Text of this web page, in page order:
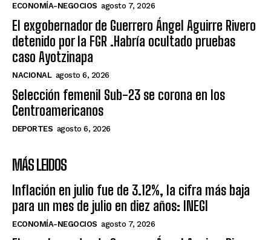
ECONOMÍA-NEGOCIOS agosto 7, 2026
El exgobernador de Guerrero Ángel Aguirre Rivero
detenido por la FGR .Habría ocultado pruebas
caso Ayotzinapa
NACIONAL agosto 6, 2026
Selección femenil Sub-23 se corona en los
Centroamericanos
DEPORTES agosto 6, 2026
MÁS LEIDOS
Inflación en julio fue de 3.12%, la cifra más baja
para un mes de julio en diez años: INEGI
ECONOMÍA-NEGOCIOS agosto 7, 2026